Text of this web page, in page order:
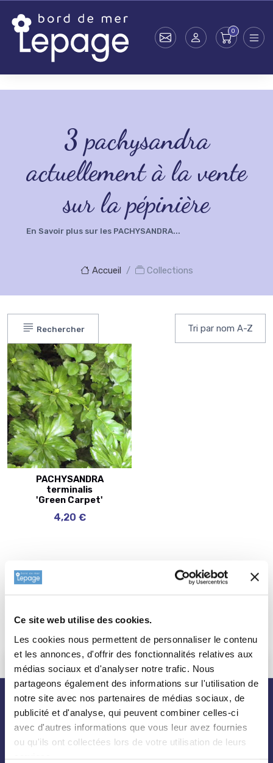
Ce site web utilise des cookies.
Les cookies nous permettent de personnaliser le contenu
et les annonces, d'offrir des fonctionnalités relatives aux
médias sociaux et d'analyser notre trafic. Nous
partageons également des informations sur l'utilisation de
notre site avec nos partenaires de médias sociaux, de
publicité et d'analyse, qui peuvent combiner celles-ci
avec d'autres informations que vous leur avez fournies
ou qu'ils ont collectées lors de votre utilisation de leurs
3 pachysandra
actuellement à la vente
sur la pépinière
En Savoir plus sur les PACHYSANDRA...
Accueil Collections
Rechercher
PACHYSANDRA
terminalis
'Green Carpet'
4,20 €
nos plantes